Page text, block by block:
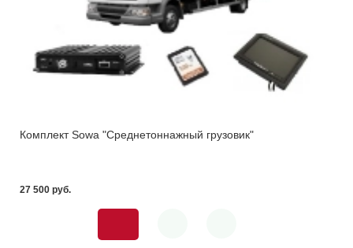
Комплект Sowa "Среднетоннажный грузовик"
27 500 pуб.